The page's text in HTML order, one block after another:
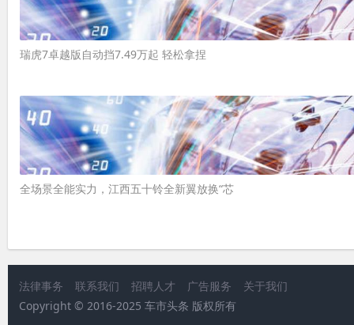
瑞虎7卓越版自动挡7.49万起 轻松拿捏
全场景全能实力，江西五十铃全新翼放换“芯
法律事务 联系我们 招聘人才 广告服务
关于我们
Copyright © 2016-2025 车市头条 版权所有